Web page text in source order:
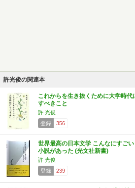
許光俊の関連本
これからを生き抜くために大学時代
すべきこと
許 光俊
登録
356
世界最高の日本文学 こんなにすごい
小説があった (光文社新書)
許 光俊
登録
239